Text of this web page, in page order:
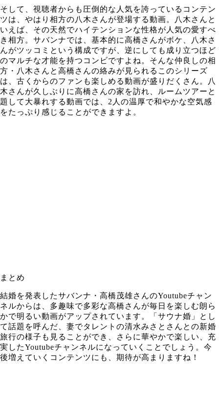
そして、視聴者からも圧倒的な人気を誇っているコンテン
ツは、やはり相方の八木さんが登場する動画。八木さんと
いえば、その天然でハイテンションな性格が人気の愛すべ
き相方。サバンナでは、基本的に高橋さんがボケ、八木さ
んがツッコミという構成ですが、逆にしても成り立つほど
のマルチな才能を持つコンビですよね。そんな仲良しの相
方・八木さんと高橋さんの絡みが見られるこのシリーズ
は、古くからのファンも楽しめる動画が盛りだくさん。八
木さんが久しぶりに高橋さんの家を訪れ、ルームツアーと
題して大暴れする動画では、2人の温厚で和やかな空気感
をたっぷり感じることができますよ。
まとめ
結婚を発表したサバンナ・高橋茂雄さんのYoutubeチャン
ネルからは、多趣味で多彩な高橋さんが毎日を楽しむ朗ら
かで明るい動画がアップされています。「サウナ婚」とし
て話題を呼んだ、妻でタレントの清水みさとさんとの新婚
旅行の様子も見ることができ、さらに華やかで楽しい、充
実したYoutubeチャンネルになっていくことでしょう。今
後増えていくコンテンツにも、期待が高まりますね！